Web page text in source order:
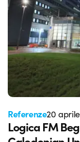
Referenze20
Logica FM